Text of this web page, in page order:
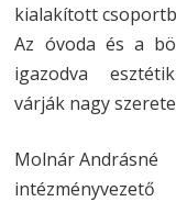
kialakított
Az óvoda és a
igazodva
várják nagy
Molnár Andrásné
intézményvezető